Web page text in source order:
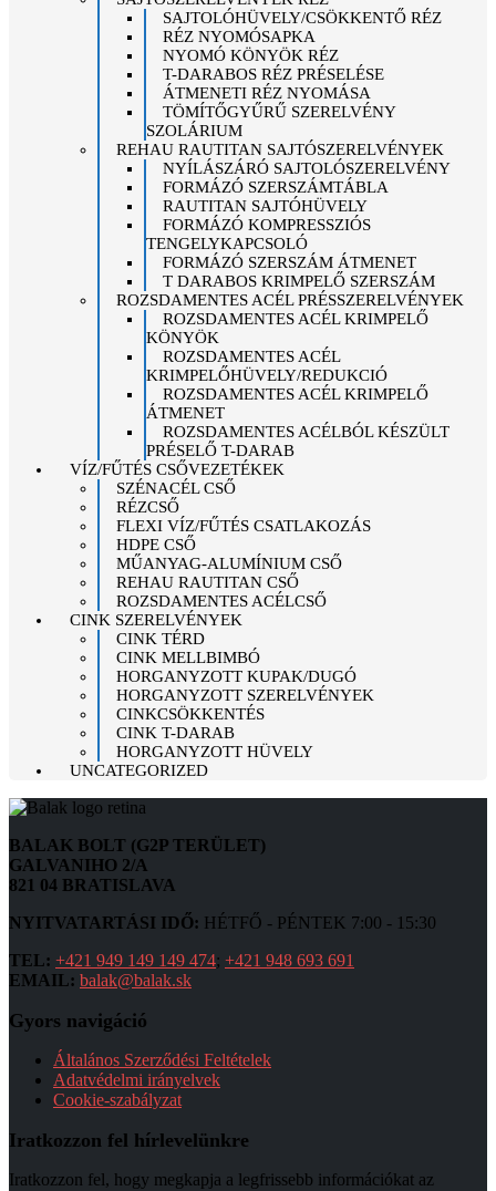
SAJTOLÓHÜVELY/CSÖKKENTŐ RÉZ
RÉZ NYOMÓSAPKA
NYOMÓ KÖNYÖK RÉZ
T-DARABOS RÉZ PRÉSELÉSE
ÁTMENETI RÉZ NYOMÁSA
TÖMÍTŐGYŰRŰ SZERELVÉNY
SZOLÁRIUM
REHAU RAUTITAN SAJTÓSZERELVÉNYEK
NYÍLÁSZÁRÓ SAJTOLÓSZERELVÉNY
FORMÁZÓ SZERSZÁMTÁBLA
RAUTITAN SAJTÓHÜVELY
FORMÁZÓ KOMPRESSZIÓS
TENGELYKAPCSOLÓ
FORMÁZÓ SZERSZÁM ÁTMENET
T DARABOS KRIMPELŐ SZERSZÁM
ROZSDAMENTES ACÉL PRÉSSZERELVÉNYEK
ROZSDAMENTES ACÉL KRIMPELŐ
KÖNYÖK
ROZSDAMENTES ACÉL
KRIMPELŐHÜVELY/REDUKCIÓ
ROZSDAMENTES ACÉL KRIMPELŐ
ÁTMENET
ROZSDAMENTES ACÉLBÓL KÉSZÜLT
PRÉSELŐ T-DARAB
VÍZ/FŰTÉS CSŐVEZETÉKEK
SZÉNACÉL CSŐ
RÉZCSŐ
FLEXI VÍZ/FŰTÉS CSATLAKOZÁS
HDPE CSŐ
MŰANYAG-ALUMÍNIUM CSŐ
REHAU RAUTITAN CSŐ
ROZSDAMENTES ACÉLCSŐ
CINK SZERELVÉNYEK
CINK TÉRD
CINK MELLBIMBÓ
HORGANYZOTT KUPAK/DUGÓ
HORGANYZOTT SZERELVÉNYEK
CINKCSÖKKENTÉS
CINK T-DARAB
HORGANYZOTT HÜVELY
UNCATEGORIZED
BALAK BOLT (G2P TERÜLET)
GALVANIHO 2/A
821 04 BRATISLAVA
NYITVATARTÁSI IDŐ: HÉTFŐ - PÉNTEK 7:00 - 15:30
TEL: +421 949 149 149 474; +421 948 693 691
EMAIL: balak@balak.sk
Gyors navigáció
Általános Szerződési Feltételek
Adatvédelmi irányelvek
Cookie-szabályzat
Iratkozzon fel hírlevelünkre
Iratkozzon fel, hogy megkapja a legfrissebb információkat az